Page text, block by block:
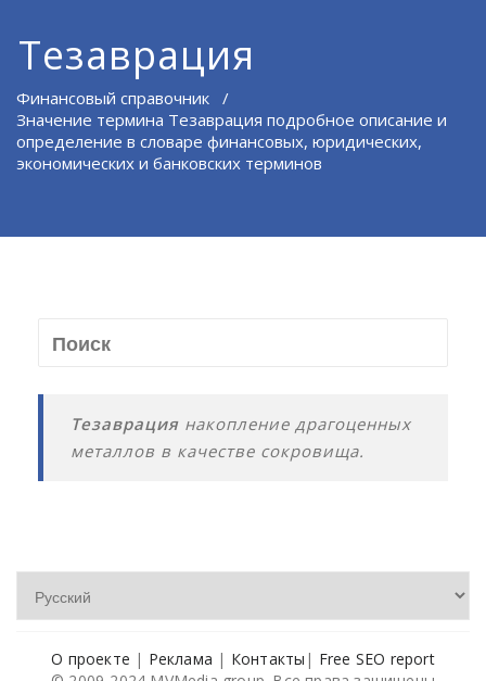
Тезаврация
Финансовый справочник /
Значение термина Тезаврация подробное описание и
определение в словаре финансовых, юридических,
экономических и банковских терминов
Тезаврация накопление драгоценных
металлов в качестве сокровища.
О проекте | Реклама | Контакты | Free SEO report